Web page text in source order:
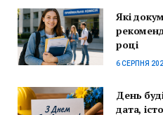
Які
році
6 СЕРПНЯ
День
дата,